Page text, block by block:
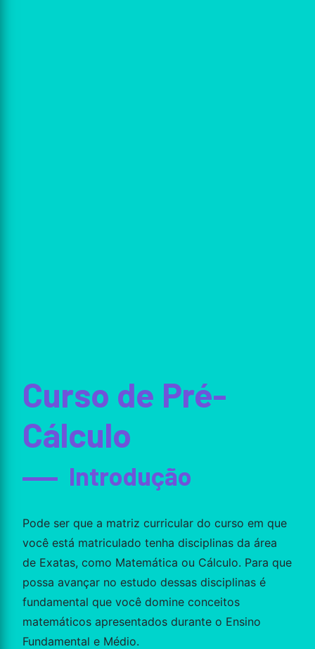
Curso de Pré-
Cálculo
Introdução
Pode ser que a matriz curricular do curso em que
você está matriculado tenha disciplinas da área
de Exatas, como Matemática ou Cálculo. Para que
possa avançar no estudo dessas disciplinas é
fundamental que você domine conceitos
matemáticos apresentados durante o Ensino
Fundamental e Médio.